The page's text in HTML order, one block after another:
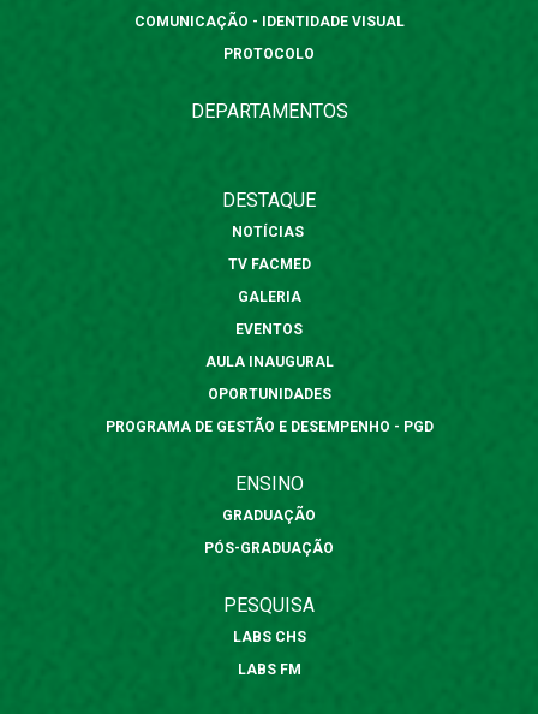
COMUNICAÇÃO - IDENTIDADE VISUAL
PROTOCOLO
DEPARTAMENTOS
DESTAQUE
NOTÍCIAS
TV FACMED
GALERIA
EVENTOS
AULA INAUGURAL
OPORTUNIDADES
PROGRAMA DE GESTÃO E DESEMPENHO - PGD
ENSINO
GRADUAÇÃO
PÓS-GRADUAÇÃO
PESQUISA
LABS CHS
LABS FM